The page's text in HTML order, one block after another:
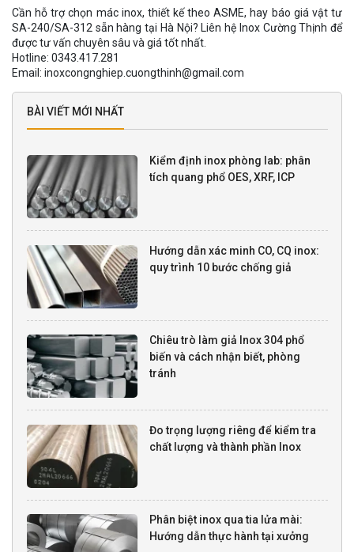
Cần hỗ trợ chọn mác inox, thiết kế theo ASME, hay báo giá vật tư
SA-240/SA-312 sẵn hàng tại Hà Nội? Liên hệ Inox Cường Thịnh để
được tư vấn chuyên sâu và giá tốt nhất.
Hotline: 0343.417.281
Email: inoxcongnghiep.cuongthinh@gmail.com
BÀI VIẾT MỚI NHẤT
Kiểm định inox phòng lab: phân
tích quang phổ OES, XRF, ICP
Hướng dẫn xác minh CO, CQ inox:
quy trình 10 bước chống giả
Chiêu trò làm giả Inox 304 phổ
biến và cách nhận biết, phòng
tránh
Đo trọng lượng riêng để kiểm tra
chất lượng và thành phần Inox
Phân biệt inox qua tia lửa mài:
Hướng dẫn thực hành tại xưởng